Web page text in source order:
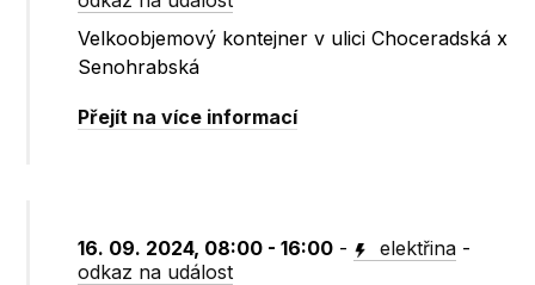
Velkoobjemový kontejner v ulici Choceradská x
Senohrabská
Přejít na více informací
16. 09. 2024, 08:00 - 16:00 - elektřina -
odkaz na událost